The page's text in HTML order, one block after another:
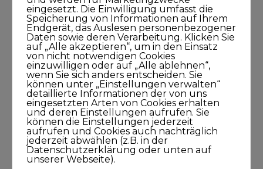
Meine Podcasts
Andreas Dämon ist der Geburtshelfer
für Lösungen
26. November 2021
1Stunde1Minuten
Frank O. Reiss bringt Menschen
zusammen
eingesetzt. Die Einwilligung umfasst die
Speicherung von Informationen auf Ihrem
Endgerät, das Auslesen personenbezogener
Daten sowie deren Verarbeitung. Klicken Sie
auf „Alle akzeptieren“, um in den Einsatz
von nicht notwendigen Cookies
einzuwilligen oder auf „Alle ablehnen“,
wenn Sie sich anders entscheiden. Sie
können unter „Einstellungen verwalten“
detaillierte Informationen der von uns
eingesetzten Arten von Cookies erhalten
und deren Einstellungen aufrufen. Sie
können die Einstellungen jederzeit
aufrufen und Cookies auch nachträglich
jederzeit abwählen (z.B. in der
Datenschutzerklärung oder unten auf
unserer Webseite).